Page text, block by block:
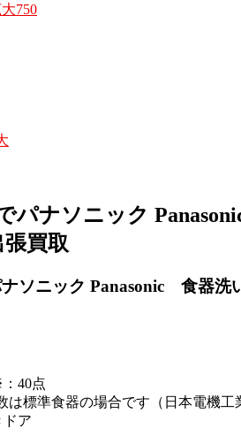
パナソニック
買取
ソニック Panasonic 食器
40点
標準食器の場合です（日本電機工
ア